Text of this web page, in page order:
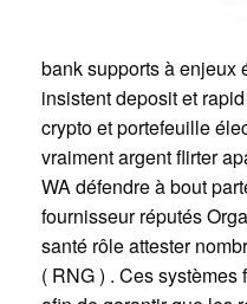
bank supports à enjeux
insistent deposit et
crypto et portefeuille
vraiment argent flirter
WA défendre à bout
fournisseur réputés
santé rôle attester
( RNG ) . Ces systèmes